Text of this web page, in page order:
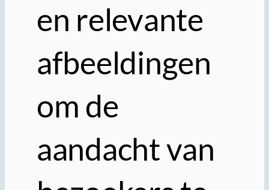
en relevante
afbeeldingen
om de
aandacht van